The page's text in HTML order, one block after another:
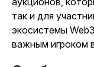
так и для
экосистемы
важным игроком